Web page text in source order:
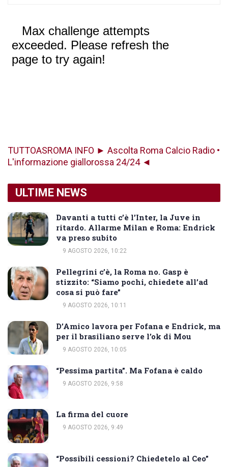
TUTTOASROMA INFO ► Ascolta Roma Calcio Radio •
L'informazione giallorossa 24/24 ◄
ULTIME NEWS
Davanti a tutti c’è l’Inter, la Juve in
ritardo. Allarme Milan e Roma: Endrick
va preso subito
9 AGOSTO 2026, 10:22
Pellegrini c’è, la Roma no. Gasp è
stizzito: “Siamo pochi, chiedete all’ad
cosa si può fare”
9 AGOSTO 2026, 10:11
D’Amico lavora per Fofana e Endrick, ma
per il brasiliano serve l’ok di Mou
9 AGOSTO 2026, 10:05
“Pessima partita”. Ma Fofana è caldo
9 AGOSTO 2026, 9:58
La firma del cuore
9 AGOSTO 2026, 9:49
“Possibili cessioni? Chiedetelo al Ceo”